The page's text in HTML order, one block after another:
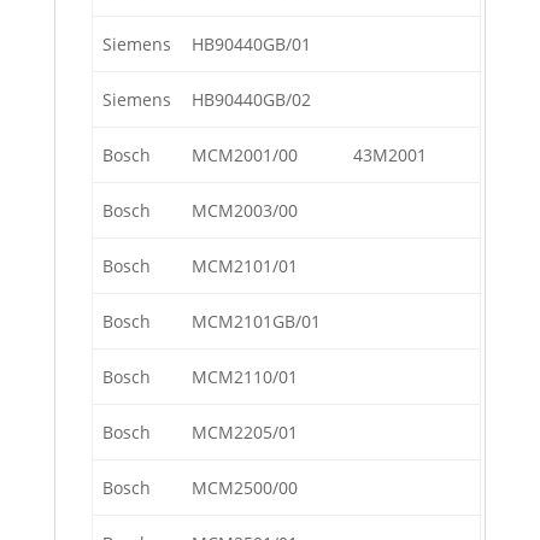
Siemens HB90440GB/01
Siemens HB90440GB/02
Bosch MCM2001/00 43M2001
Bosch MCM2003/00
Bosch MCM2101/01
Bosch MCM2101GB/01
Bosch MCM2110/01
Bosch MCM2205/01
Bosch MCM2500/00